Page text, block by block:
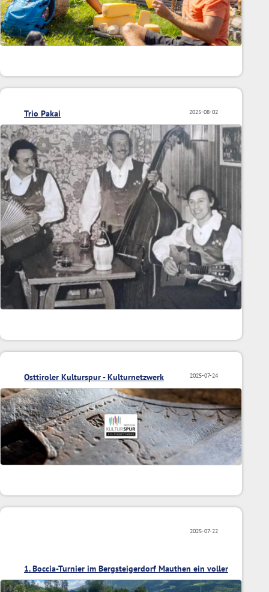
2025-08-02
Trio Pakai
2025-07-24
Osttiroler Kulturspur - Kulturnetzwerk
2025-07-22
1. Boccia-Turnier im Bergsteigerdorf Mauthen ein voller
Erfolg